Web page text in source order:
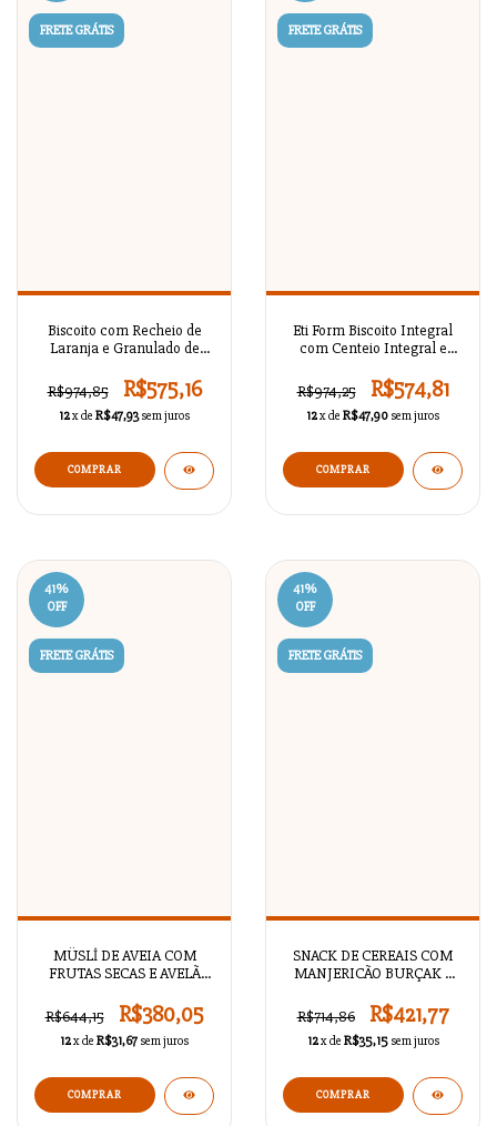
FRETE GRÁTIS
Biscoito com Recheio de
Laranja e Granulado de
R$974,85
R$575,16
12x de R$47,93 sem juros
FRETE GRÁTIS
Eti Form Biscoito Integral
com Centeio Integral e
g x 24 unidades
R$974,25 R$574,81
12x de R$47,90 sem juros
41%
OFF
FRETE GRÁTIS
MÜSLİ DE AVEIA COM
FRUTAS SECAS E AVELÃ
R$644,15
R$380,05
12x de R$31,67 sem juros
41%
OFF
FRETE GRÁTIS
SNACK DE CEREAIS COM
MANJERICÃO BURÇAK –
R$714,86
R$421,77
12x de R$35,15 sem juros